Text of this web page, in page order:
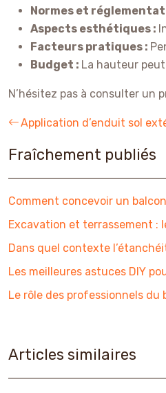
Normes et
Aspects esthétiques :
Facteurs pratiques :
Budget : La hauteur
N’hésitez pas à consulter un
Application d’enduit sol
Fraîchement publiés
Comment concevoir un
Excavation et terrassement :
Dans quel contexte
Les meilleures astuces DIY
Le rôle des professionnels
Articles similaires